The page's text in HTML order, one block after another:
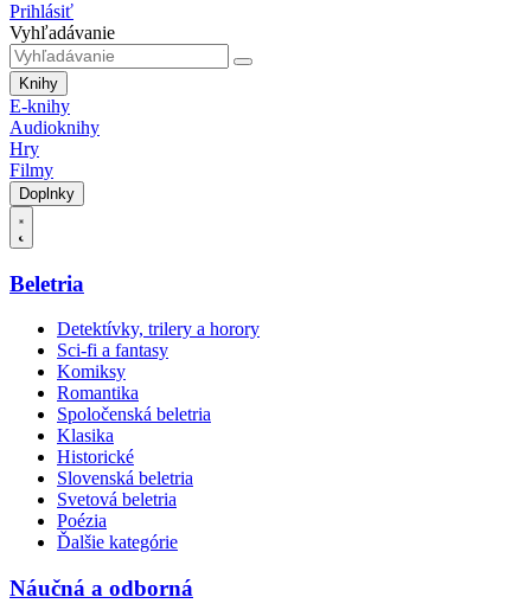
Prihlásiť
Vyhľadávanie
Knihy
E-knihy
Audioknihy
Hry
Filmy
Doplnky
Beletria
Detektívky, trilery a horory
Sci-fi a fantasy
Komiksy
Romantika
Spoločenská beletria
Klasika
Historické
Slovenská beletria
Svetová beletria
Poézia
Ďalšie kategórie
Náučná a odborná